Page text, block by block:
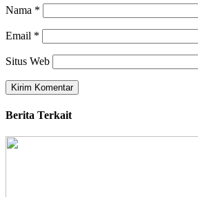
Nama *
Email *
Situs Web
Berita Terkait